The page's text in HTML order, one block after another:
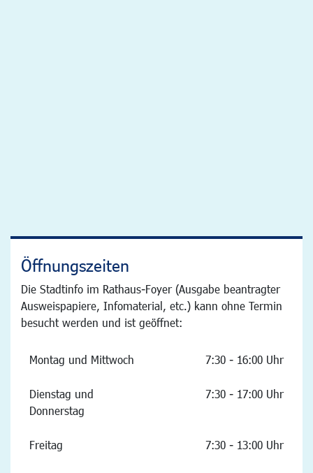
Öffnungszeiten
Die Stadtinfo im Rathaus-Foyer (Ausgabe beantragter
Ausweispapiere, Infomaterial, etc.) kann ohne Termin
besucht werden und ist geöffnet:
Montag und Mittwoch 7:30 - 16:00 Uhr
Dienstag und
Donnerstag
7:30 - 17:00 Uhr
Freitag 7:30 - 13:00 Uhr